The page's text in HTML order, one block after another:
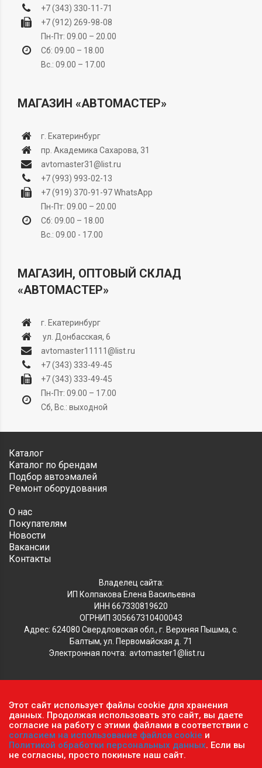
+7 (343) 330-11-71
+7 (912) 269-98-08
Пн-Пт: 09.00 – 20.00
Сб: 09.00 – 18.00
Вс.: 09.00 – 17.00
МАГАЗИН «АВТОМАСТЕР»
г. Екатеринбург
пр. Академика Сахарова, 31
avtomaster31@list.ru
+7 (993) 993-02-13
+7 (919) 370-91-97WhatsApp
Пн-Пт: 09.00 – 20.00
Сб: 09.00 – 18.00
Вс.: 09.00 - 17.00
МАГАЗИН, ОПТОВЫЙ СКЛАД
«АВТОМАСТЕР»
г. Екатеринбург
ул. Донбасская, 6
avtomaster11111@list.ru
+7 (343) 333-49-45
+7 (343) 333-49-45
Пн-Пт: 09.00 – 17.00
Сб, Вс.: выходной
Каталог
Каталог по брендам
Подбор автоэмалей
Ремонт оборудования
О нас
Покупателям
Новости
Вакансии
Контакты
Владелец сайта:
ИП Колпакова Елена Васильевна
ИНН 667330819620
ОГРНИП 305667310400043
Адрес: 624080 Свердловская обл., г. Верхняя Пышма, с.
Балтым, ул. Первомайская д. 71
Электронная почта: avtomaster1@list.ru
Обратите внимание, что данный сайт носит исключительно
информационный характер и ни при каких условиях не
является публичной офертой, определяемой положениями ч.2
ст. 437 Гражданского кодекса РФ.Политика
конфиденциальности персональных данных.
Пользовательское соглашение.
Этот сайт использует файлы cookie для хранения
данных. Продолжая использовать это сайт, вы даете
согласие на работу с этими файлами в соответствии с
согласием на использование файлов cookie и
Политикой обработки персональных данных. Если вы
не согласны, просто покиньте наш сайт.